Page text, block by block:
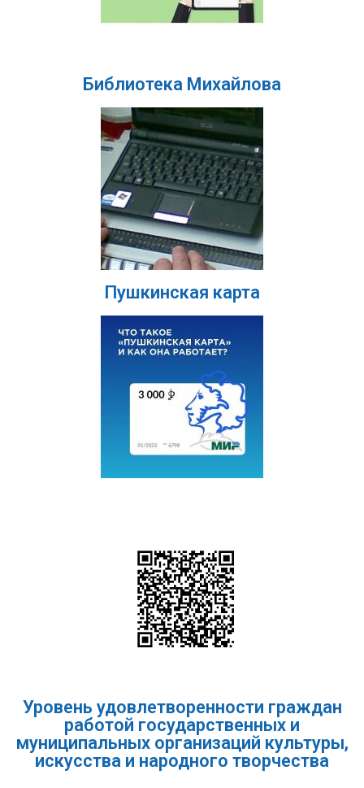
Библиотека Михайлова
Пушкинская карта
Уровень удовлетворенности граждан
работой государственных и
муниципальных организаций культуры,
искусства и народного творчества